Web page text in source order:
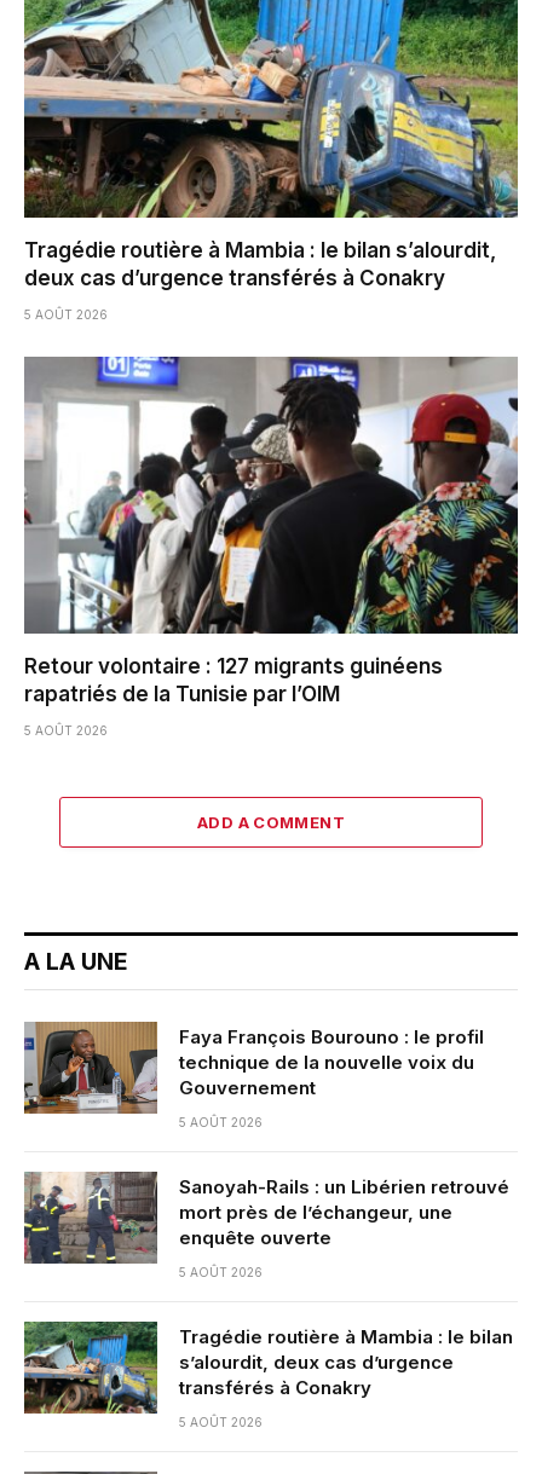
Tragédie routière à Mambia : le bilan s’alourdit,
deux cas d’urgence transférés à Conakry
5 AOÛT 2026
Retour volontaire : 127 migrants guinéens
rapatriés de la Tunisie par l’OIM
5 AOÛT 2026
ADD A COMMENT
A LA UNE
Faya François Bourouno : le profil
technique de la nouvelle voix du
Gouvernement
5 AOÛT 2026
Sanoyah-Rails : un Libérien retrouvé
mort près de l’échangeur, une
enquête ouverte
5 AOÛT 2026
Tragédie routière à Mambia : le bilan
s’alourdit, deux cas d’urgence
transférés à Conakry
5 AOÛT 2026